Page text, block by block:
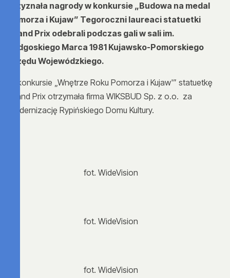
przyznała nagrody w konkursie „Budowa na medal
Pomorza i Kujaw” Tegoroczni laureaci statuetki
Grand Prix odebrali podczas gali w sali im.
Bydgoskiego Marca 1981 Kujawsko-Pomorskiego
Urzędu Wojewódzkiego.
W konkursie „Wnętrze Roku Pomorza i Kujaw'” statuetkę
Grand Prix otrzymała firma WIKSBUD Sp. z o.o. za
modernizację Rypińskiego Domu Kultury.
fot. WideVision
fot. WideVision
fot. WideVision